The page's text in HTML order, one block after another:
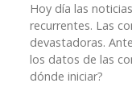
Hoy día las
recurrentes. Las
devastadoras.
los datos de las
dónde iniciar?